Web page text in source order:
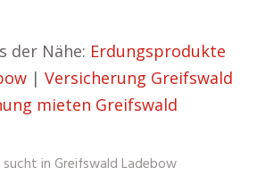
der Nähe: Erdungsprodukte
| Versicherung Greifswald
mieten Greifswald
sucht in Greifswald Ladebow